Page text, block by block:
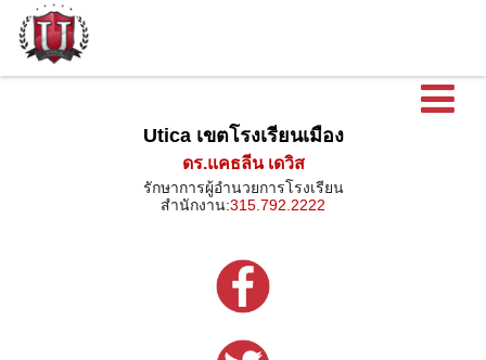
เ
Utica เขตโรงเรียนเมือง
ดร.แคธลีน เดวิส
รักษาการผู้อำนวยการโรงเรียน
สำนักงาน:315.792.2222